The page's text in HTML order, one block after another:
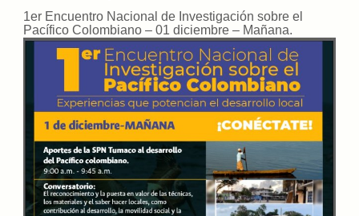
1er Encuentro Nacional de Investigación sobre el
Pacífico Colombiano – 01 diciembre – Mañana.